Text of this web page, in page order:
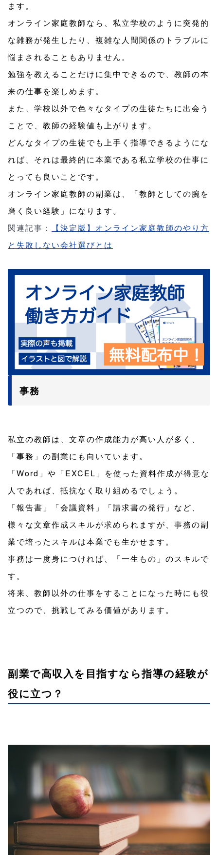
ます。
オンライン家庭教師なら、私立学校のように突発的
な雑務が発生したり、複雑な人間関係のトラブルに
悩まされることもありません。
勉強を教えることだけに集中できるので、教師の本
来の仕事を楽しめます。
また、学校以外で色々なタイプの生徒たちに出会う
ことで、教師の経験値も上がります。
どんなタイプの生徒でも上手く指導できるようにな
れば、それは最終的に本業である私立学校の仕事に
とっても良いことです。
オンライン家庭教師の副業は、「教師としての腕を
磨く良い経験」になります。
関連記事：
【決定版】オンライン家庭教師のやり方
と失敗しない会社選びとは
事務
私立の教師は、文章の作成能力が高い人が多く、
「事務」の副業にも向いています。
「Word」や「EXCEL」を使った資料作成が得意な
人であれば、抵抗なく取り組めるでしょう。
「報告書」「会議資料」「請求書の発行」など、
様々な文章作成スキルが求められますが、事務の副
業で培ったスキルは本業でも生かせます。
事務は一度身につければ、「一生もの」のスキルで
す。
将来、教師以外の仕事をすることになった時にも役
立つので、挑戦してみる価値があります。
副業で高収入を目指すなら指導の経験が
役に立つ？